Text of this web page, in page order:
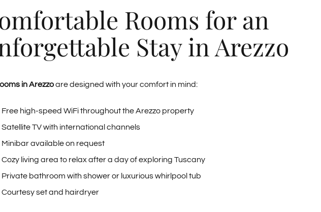
Italia
108,
Arezzo
Collection
Rooms for an
Stay in Arezzo
in Arezzoare designed with your comfort in mind:
Free high-speed WiFi throughout the Arezzo property
Satellite TV with international channels
Minibar available on request
Cozy living area to relax after a day of exploring Tuscany
Private bathroom with shower or luxurious whirlpool tub
Courtesy set and hairdryer